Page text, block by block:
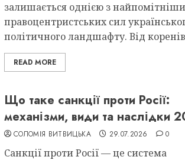
залишається однією з
правоцентристських сил
політичного ландшафту. Від
READ MORE
Що таке санкції проти Росії:
механізми, види та наслідки
СОЛОМІЯ ВИТВИЦЬКА 29.07.2026 0
Санкції проти Росії — це система